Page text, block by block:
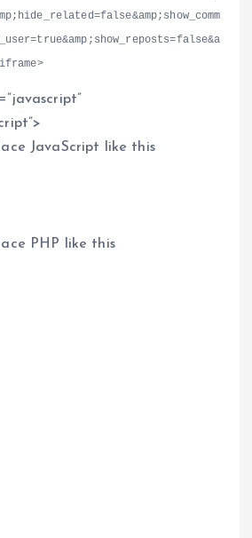
>
>
JavaScript like this
PHP like this